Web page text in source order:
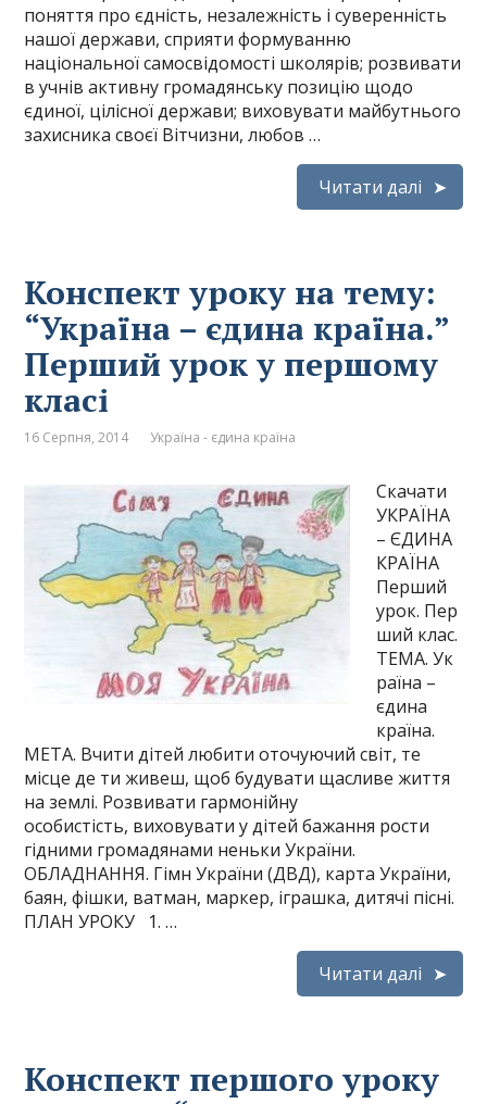
поняття про єдність, незалежність і суверенність
нашої держави, сприяти формуванню
національної самосвідомості школярів; розвивати
в учнів активну громадянську позицію щодо
єдиної, цілісної держави; виховувати майбутнього
захисника своєї Вітчизни, любов …
Читати далі
Конспект уроку на тему:
“Україна – єдина країна.”
Перший урок у першому
класі
16 Серпня, 2014 Україна - єдина країна
Скачати
УКРАЇНА
– ЄДИНА
КРАЇНА
Перший
урок. Пер
ший клас.
ТЕМА. Ук
раїна –
єдина
країна.
МЕТА. Вчити дітей любити оточуючий світ, те
місце де ти живеш, щоб будувати щасливе життя
на землі. Розвивати гармонійну
особистість, виховувати у дітей бажання рости
гідними громадянами неньки України.
ОБЛАДНАННЯ. Гімн України (ДВД), карта України,
баян, фішки, ватман, маркер, іграшка, дитячі пісні.
ПЛАН УРОКУ 1. …
Читати далі
Конспект першого уроку